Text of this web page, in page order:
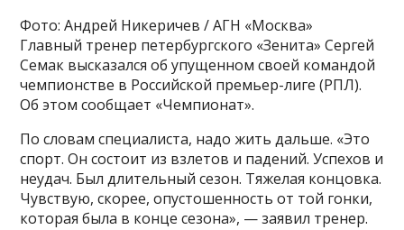
Фото: Андрей Никеричев / АГН «Москва»
Главный тренер петербургского «Зенита» Сергей
Семак высказался об упущенном своей командой
чемпионстве в Российской премьер-лиге (РПЛ).
Об этом сообщает «Чемпионат».
По словам специалиста, надо жить дальше. «Это
спорт. Он состоит из взлетов и падений. Успехов и
неудач. Был длительный сезон. Тяжелая концовка.
Чувствую, скорее, опустошенность от той гонки,
которая была в конце сезона», — заявил тренер.